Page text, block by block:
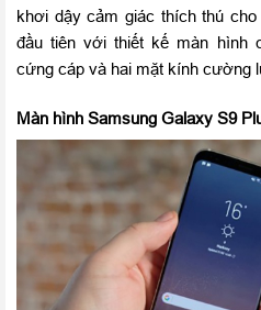
khơi dậy cảm giác thích thú
đầu tiên với thiết kế màn hình
cứng cáp và hai mặt kính cường
Màn hình Samsung Galaxy S9